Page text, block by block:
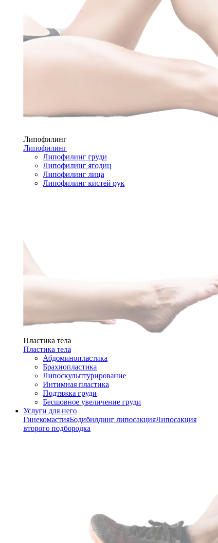
Липофилинг
Липофилинг
Липофилинг груди
Липофилинг ягодиц
Липофилинг лица
Липофилинг кистей рук
Пластика тела
Пластика тела
Абдоминопластика
Брахиопластика
Липоскульптурирование
Интимная пластика
Подтяжка груди
Бесшовное увеличение груди
Услуги для него
ГинекомастияБодибилдинг липосакцияЛипосакция
второго подбородка